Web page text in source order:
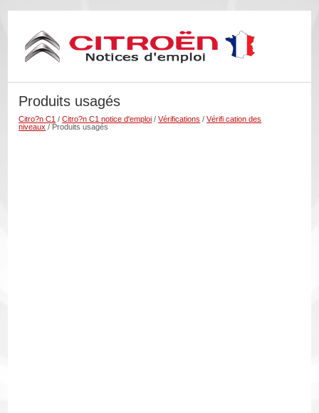
Produits usagés
Citro?n C1 /Citro?n C1 notice d'emploi /Vérifications /Vérifi cation des
niveaux / Produits usagés